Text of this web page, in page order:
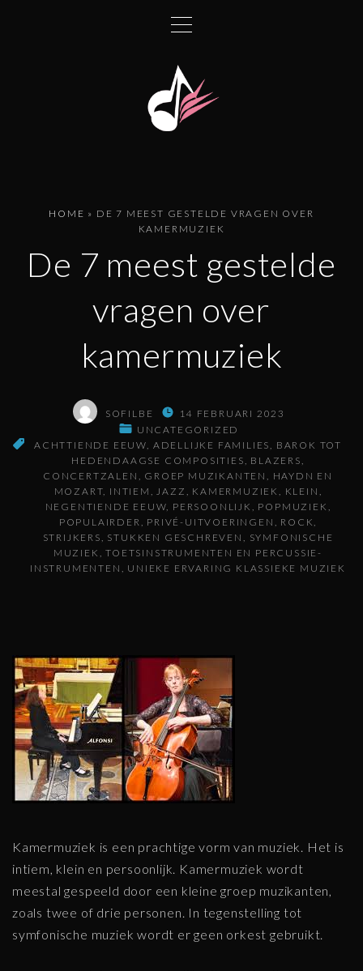
HOME » DE 7 MEEST GESTELDE VRAGEN OVER
KAMERMUZIEK
De 7 meest gestelde
vragen over
kamermuziek
SOFILBE
14 FEBRUARI 2023
UNCATEGORIZED
ACHTTIENDE EEUW ADELLIJKE FAMILIES BAROK TOT
HEDENDAAGSE COMPOSITIES
BLAZERS
CONCERTZALEN
GROEP MUZIKANTEN
HAYDN EN
MOZART INTIEM JAZZ KAMERMUZIEK KLEIN
NEGENTIENDE EEUW PERSOONLIJK
POPMUZIEK
POPULAIRDER
PRIVÉ-UITVOERINGEN
ROCK
STRIJKERS
STUKKEN GESCHREVEN
SYMFONISCHE
MUZIEK
TOETSINSTRUMENTEN EN PERCUSSIE-
INSTRUMENTEN
UNIEKE ERVARING KLASSIEKE MUZIEK
Kamermuziek is een prachtige vorm van muziek. Het is
intiem, klein en persoonlijk. Kamermuziek wordt
meestal gespeeld door een kleine groep muzikanten,
zoals twee of drie personen. In tegenstelling tot
symfonische muziek wordt er geen orkest gebruikt.